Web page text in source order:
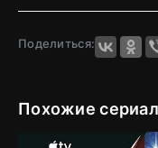
Поделиться:
Похожие